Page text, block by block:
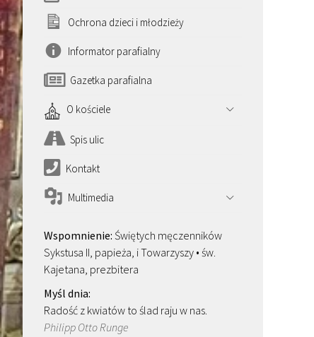
Ochrona dzieci i młodzieży
Informator parafialny
Gazetka parafialna
O kościele
Spis ulic
Kontakt
Multimedia
Świętych męczenników
Sykstusa II, papieża, i Towarzyszy • św.
Kajetana, prezbitera
Radość z kwiatów to ślad raju w nas.
Philipp Otto Runge